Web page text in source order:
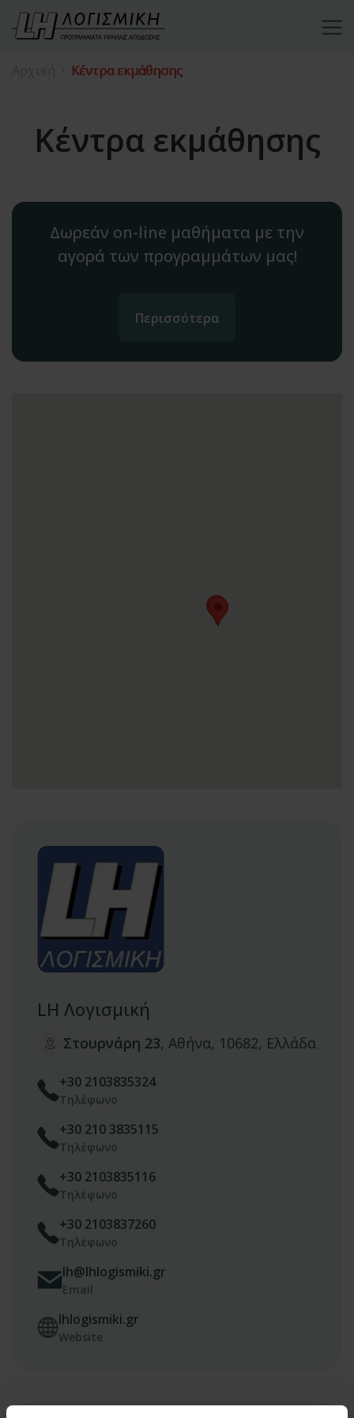
Κέντρα εκμάθησης
Κέντρα εκμάθησης
Δωρεάν on-line μαθήματα με την
αγορά των προγραμμάτων μας!
Περισσότερα
LH Λογισμική
Στουρνάρη 23, Αθήνα, 10682, Ελλάδα
+30 2103835324
Τηλέφωνο
+30 210 3835115
Τηλέφωνο
+30 2103835116
Τηλέφωνο
+30 2103837260
Τηλέφωνο
lh@lhlogismiki.gr
Email
lhlogismiki.gr
Website